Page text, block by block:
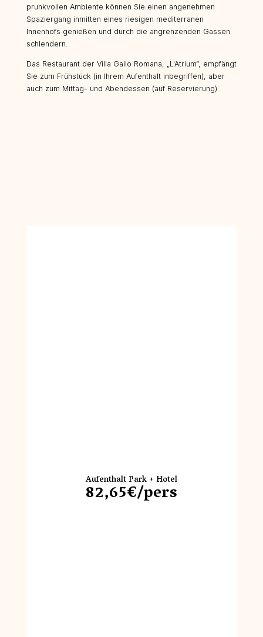
prunkvollen Ambiente können Sie einen angenehmen
Spaziergang inmitten eines riesigen mediterranen
Innenhofs genießen und durch die angrenzenden Gassen
schlendern.
Das Restaurant der Villa Gallo Romana, „L'Atrium“, empfängt
Sie zum Frühstück (in Ihrem Aufenthalt inbegriffen), aber
auch zum Mittag- und Abendessen (auf Reservierung).
Aufenthalt Park + Hotel
82,65€/pers